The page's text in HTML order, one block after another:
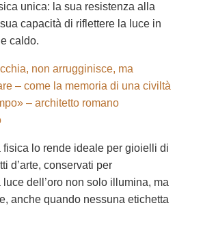
unica: la sua resistenza alla
capacità di riflettere la luce in
caldo.
non arrugginisce, ma
– come la memoria di una civiltà
– architetto romano
fisica lo rende ideale per gioielli di
d’arte, conservati per
dell’oro non solo illumina, ma
anche quando nessuna etichetta